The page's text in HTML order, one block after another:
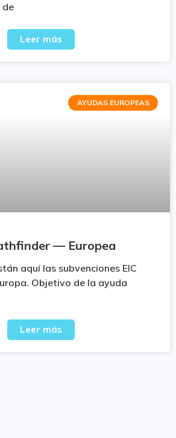
de
Leer más
AYUDAS EUROPEAS
— Europea
aquí las subvenciones EIC
Objetivo de la ayuda
Leer más